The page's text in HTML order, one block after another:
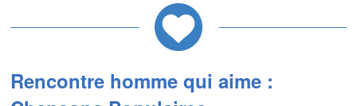
Rencontre homme qui aime :